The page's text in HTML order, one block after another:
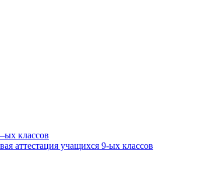
классов
аттестация учащихся 9-ых классов